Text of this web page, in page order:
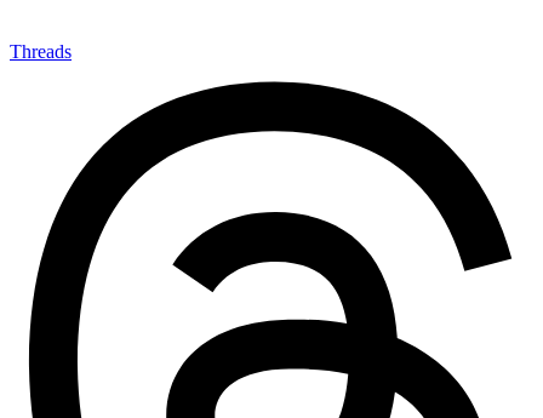
Threads